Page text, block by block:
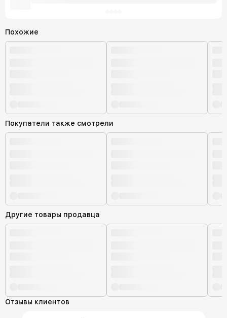
Похожие
Покупатели также смотрели
Другие товары продавца
Отзывы клиентов